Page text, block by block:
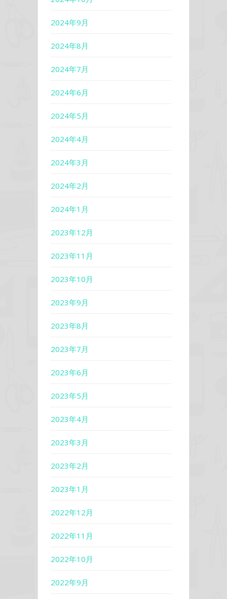
2024年9月
2024年8月
2024年7月
2024年6月
2024年5月
2024年4月
2024年3月
2024年2月
2024年1月
2023年12月
2023年11月
2023年10月
2023年9月
2023年8月
2023年7月
2023年6月
2023年5月
2023年4月
2023年3月
2023年2月
2023年1月
2022年12月
2022年11月
2022年10月
2022年9月